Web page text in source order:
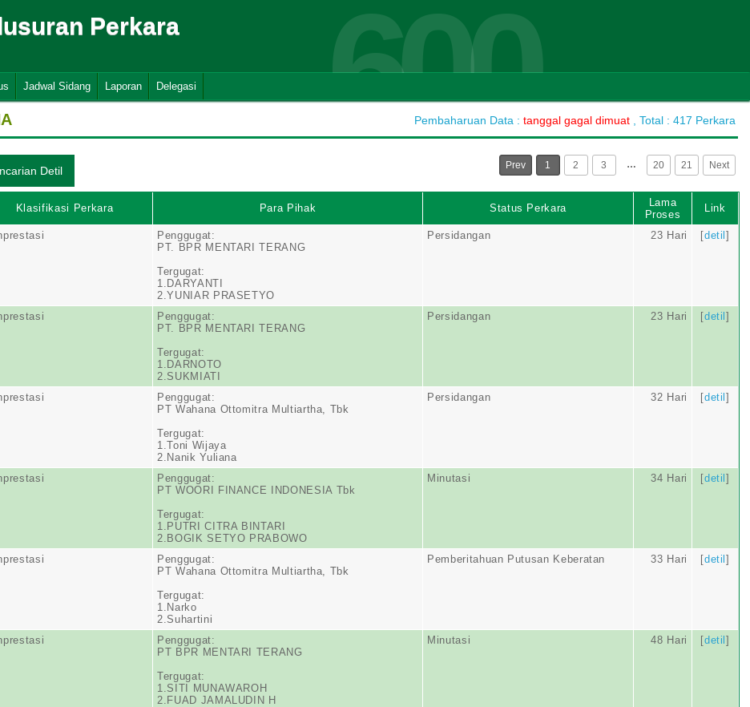
Perkara 600
Jadwal Sidang Laporan Delegasi
Pembaharuan Data : tanggal gagal dimuat , Total : 417 Perkara
Prev 1 2 3 … 20 21 Next
Klasifikasi Perkara Para Pihak Status Perkara
Lama
Proses
Link
Penggugat:
PT. BPR MENTARI TERANG
Tergugat:
1.DARYANTI
2.YUNIAR PRASETYO
Persidangan 23 Hari [detil]
Penggugat:
PT. BPR MENTARI TERANG
Tergugat:
1.DARNOTO
2.SUKMIATI
Persidangan 23 Hari [detil]
Penggugat:
PT Wahana Ottomitra Multiartha, Tbk
Tergugat:
1.Toni Wijaya
2.Nanik Yuliana
Persidangan 32 Hari [detil]
Penggugat:
PT WOORI FINANCE INDONESIA Tbk
Tergugat:
1.PUTRI CITRA BINTARI
2.BOGIK SETYO PRABOWO
Minutasi 34 Hari [detil]
Penggugat:
PT Wahana Ottomitra Multiartha, Tbk
Tergugat:
1.Narko
2.Suhartini
Pemberitahuan Putusan Keberatan 33 Hari [detil]
Penggugat:
PT BPR MENTARI TERANG
Tergugat:
1.SITI MUNAWAROH
2.FUAD JAMALUDIN H
Minutasi 48 Hari [detil]